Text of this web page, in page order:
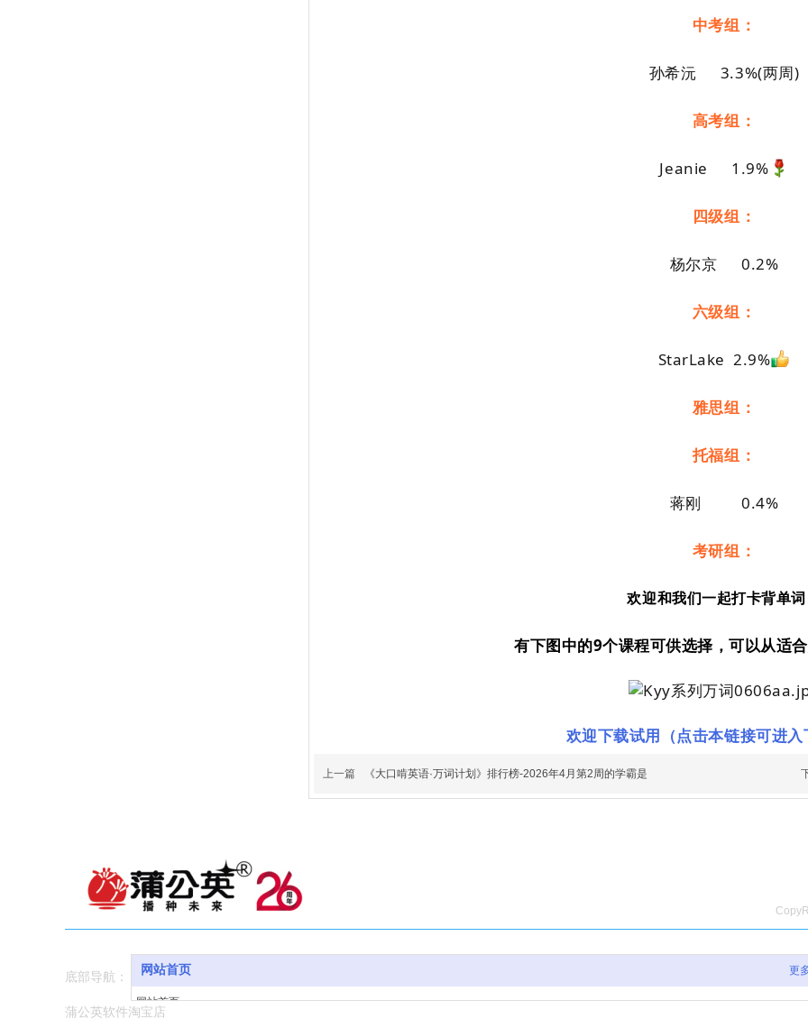
中考组：
孙希沅 3.3%(两周)
高考组：
Jeanie 1.9%
四级组：
杨尔京 0.2%
六级组：
StarLake 2.9%
雅思组：
托福组：
蒋刚 0.4%
考研组：
欢迎和我们一起打卡背单
有下图中的9个课程可供选择，可以从适
欢迎下载试用（点击本链接可进入
上一篇 《大口啃英语·万词计划》排行榜-2026年4月第2周的学霸是
网站首页 更
网站首页
底部导航：
蒲公英软件淘宝店